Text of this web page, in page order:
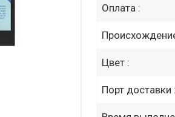
Оплата :
Цвет :
Порт доставки :